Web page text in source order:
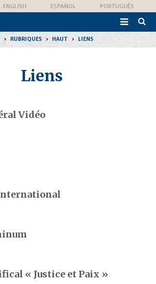
ENGLISH ESPAÑOL PORTUGUÊS

› RUBRIQUES › HAUT › LIENS
Liens
Vidéo
« Justice et Paix »